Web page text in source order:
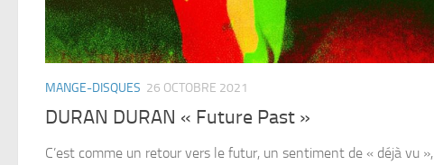
MANGE-DISQUES 26 OCTOBRE 2021
DURAN DURAN « Future Past »
C’est comme un retour vers le futur, un sentiment de « déjà vu »,